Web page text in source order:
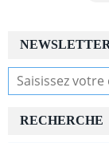
RECHERCHE